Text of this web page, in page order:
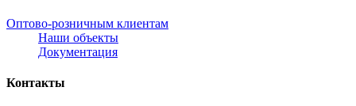
Оптово-розничным клиентам
Наши объекты
Документация
Контакты